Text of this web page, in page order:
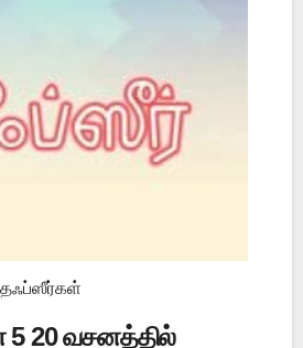
5 20 வசனத்தில்